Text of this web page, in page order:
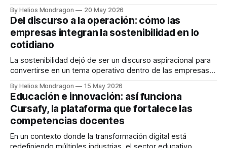
lanzar un producto? Para responder estas preguntas, la
empresa combina Big Data, analítica avanzada e inteligencia
artificial respaldándose en más de 2,000 fuentes de
información y
By Helios Mondragon 20 May 2026
Del discurso a la operación: cómo las
empresas integran la sostenibilidad en lo
cotidiano
La sostenibilidad dejó de ser un discurso aspiracional para
convertirse en un tema operativo dentro de las empresas.
resultados tangibles en la forma en que las organizaciones
gestionan sus recursos todos los días. De acuerdo con
datos de Ernst & Young
By Helios Mondragon 15 May 2026
Educación e innovación: así funciona
Cursafy, la plataforma que fortalece las
competencias docentes
En un contexto donde la transformación digital está